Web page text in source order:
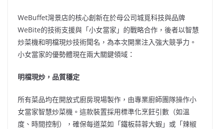
WeBuffet灣景店的核心創新在於母公司城覓科技與品牌
WeBite的技術支援與「小女當家」的戰略合作，後者以智慧
炒菜機和明檔現炒技術聞名，為本次開業注入強大競爭力。
小女當家的優勢體現在兩大關鍵領域：
明檔現炒，品質穩定
所有菜品均在開放式廚房現場製作，由專業廚師團隊操作小
女當家智慧炒菜機。這款裝置採用標準化烹飪引數（如溫
度、時間控制），確保每道菜如「鐵板蒜蓉大蝦」或「辣椒